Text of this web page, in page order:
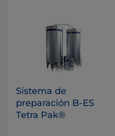
Sistema de
preparación B-ES
Tetra Pak®